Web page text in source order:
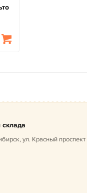
ул. Красный